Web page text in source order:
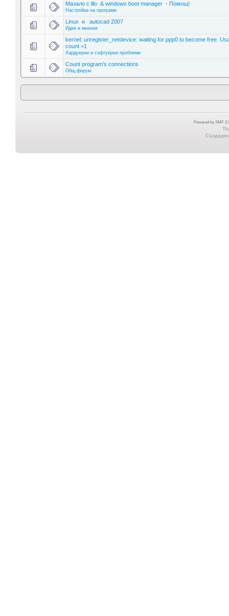
Мазало с lilo & windows boot manager - Помощ!
Настройка на програми
Linux и autocad 2007
Идеи и мнения
kernel: unregister_netdevice: waiting for ppp0 to become free.
count =1
Хардуерни и софтуерни проблеми
Count program's connections
Общ форум
Powered by SMF